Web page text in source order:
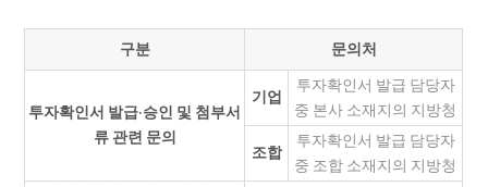
구분 문의처
투자확인서 발급·승인 및 첨부서
류 관련 문의
기업
투자확인서 발급 담당자
중 본사 소재지의 지방청
조합
투자확인서 발급 담당자
중 조합 소재지의 지방청